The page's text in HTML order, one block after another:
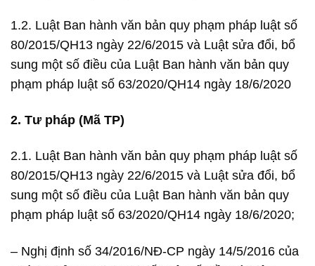
1.2. Luật Ban hành văn bản quy phạm pháp luật số
80/2015/QH13 ngày 22/6/2015 và Luật sửa đổi, bổ
sung một số điều của Luật Ban hành văn bản quy
phạm pháp luật số 63/2020/QH14 ngày 18/6/2020
2. Tư pháp (Mã TP)
2.1. Luật Ban hành văn bản quy phạm pháp luật số
80/2015/QH13 ngày 22/6/2015 và Luật sửa đổi, bổ
sung một số điều của Luật Ban hành văn bản quy
phạm pháp luật số 63/2020/QH14 ngày 18/6/2020;
– Nghị định số 34/2016/NĐ-CP ngày 14/5/2016 của